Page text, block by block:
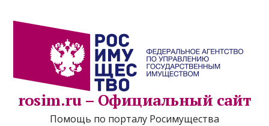
rosim.ru – Официальный сайт
Помощь по порталу Росимущества